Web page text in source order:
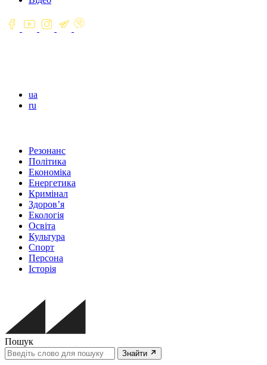
ua
ru
Резонанс
Політика
Економіка
Енергетика
Кримінал
Здоров’я
Екологія
Освіта
Культура
Спорт
Персона
Історія
Пошук
Знайти